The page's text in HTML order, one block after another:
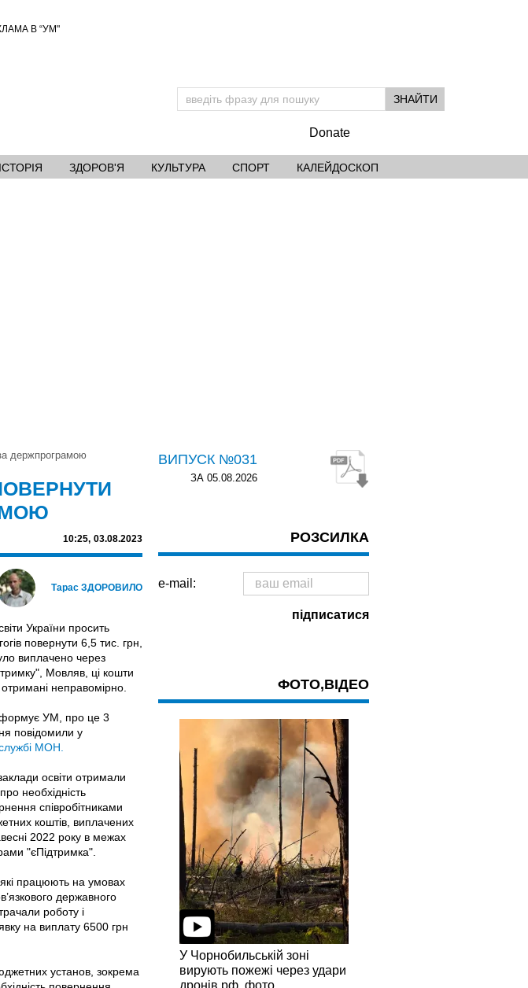
В “УМ"
Donate
ІСТОРІЯ ЗДОРОВ'Я КУЛЬТУРА СПОРТ КАЛЕЙДОСКОП
держпрограмою
10:25, 03.08.2023
Тарас ЗДОРОВИЛО
України просить
повернути 6,5 тис. грн,
виплачено через
Мовляв, ці кошти
неправомірно.
УМ, про це 3
повідомили у
МОН.
освіти отримали
необхідність
співробітниками
коштів, виплачених
2022 року в межах
"єПідтримка".
працюють на умовах
державного
роботу і
на виплату 6500 грн
установ, зокрема
ВИПУСК №031
ЗА 05.08.2026
РОЗСИЛКА
e-mail:
ФОТО,ВІДЕО
У Чорнобильській зоні
вирують пожежі через удари
дронів рф, фото